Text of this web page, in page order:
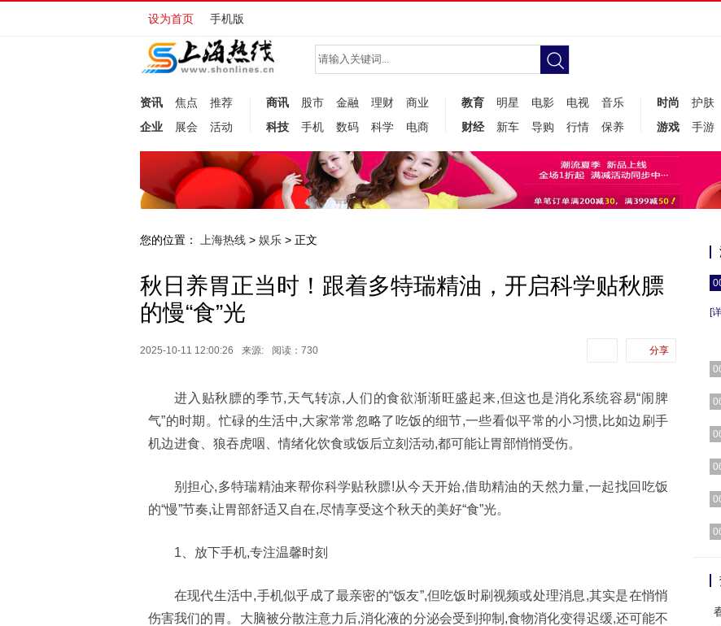
设为首页 手机版
资讯 焦点
推荐
企业
展会 活动
商讯 股市 金融 理财
商业
科技
手机 数码 科学 电商
教育 明星 电影 电视
音乐
财经
新车 导购 行情 保养
时尚 护肤
游戏
手游
您的位置： 上海热线 > 娱乐 > 正文
秋日养胃正当时！跟着多特瑞精油，开启科学贴秋膘
的慢“食”光
2025-10-11 12:00:26 来源: 阅读：730 分享
进入贴秋膘的季节,天气转凉,人们的食欲渐渐旺盛起来,但这也是消化系统容易“闹脾
气”的时期。忙碌的生活中,大家常常忽略了吃饭的细节,一些看似平常的小习惯,比如边刷手
机边进食、狼吞虎咽、情绪化饮食或饭后立刻活动,都可能让胃部悄悄受伤。
别担心,多特瑞精油来帮你科学贴秋膘!从今天开始,借助精油的天然力量,一起找回吃饭
的“慢”节奏,让胃部舒适又自在,尽情享受这个秋天的美好“食”光。
1、放下手机,专注温馨时刻
在现代生活中,手机似乎成了最亲密的“饭友”,但吃饭时刷视频或处理消息,其实是在悄悄
伤害我们的胃。大脑被分散注意力后,消化液的分泌会受到抑制,食物消化变得迟缓,还可能不
[
[
[
[
[
[